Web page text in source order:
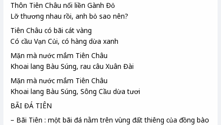
Thôn Tiên Châu nối liền Gành Đỏ
Lỡ thương nhau rồi, anh bỏ sao nên?
Tiên Châu có bãi cát vàng
Có cầu Vạn Củi, có hàng dừa xanh
Mặn mà nước mắm Tiên Châu
Khoai lang Bàu Súng, rau câu Xuân Đài
Mặn mà nước mắm Tiên Châu
Khoai lang Bàu Súng, Sông Cầu dừa tươi
BÃI ĐÁ TIÊN
– Bãi Tiên : một bãi đá nằm trên vùng đất thiêng của đồng bào